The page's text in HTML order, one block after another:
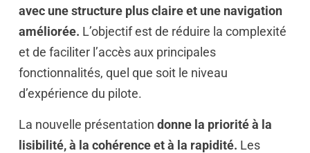
avec une structure plus claire et une navigation
améliorée. L’objectif est de réduire la complexité
et de faciliter l’accès aux principales
fonctionnalités, quel que soit le niveau
d’expérience du pilote.
La nouvelle présentation donne la priorité à la
lisibilité, à la cohérence et à la rapidité. Les